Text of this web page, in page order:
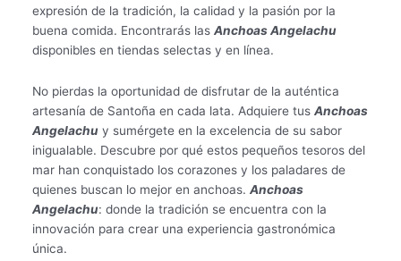
expresión de la tradición, la calidad y la pasión por la
buena comida. Encontrarás las Anchoas Angelachu
disponibles en tiendas selectas y en línea.
No pierdas la oportunidad de disfrutar de la auténtica
artesanía de Santoña en cada lata. Adquiere tus Anchoas
Angelachu y sumérgete en la excelencia de su sabor
inigualable. Descubre por qué estos pequeños tesoros del
mar han conquistado los corazones y los paladares de
quienes buscan lo mejor en anchoas. Anchoas
Angelachu: donde la tradición se encuentra con la
innovación para crear una experiencia gastronómica
única.